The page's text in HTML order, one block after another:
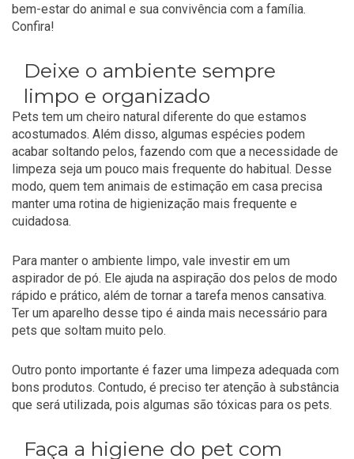
bem-estar do animal e sua convivência com a família.
Confira!
Deixe o ambiente sempre
limpo e organizado
Pets tem um cheiro natural diferente do que estamos
acostumados. Além disso, algumas espécies podem
acabar soltando pelos, fazendo com que a necessidade de
limpeza seja um pouco mais frequente do habitual. Desse
modo, quem tem animais de estimação em casa precisa
manter uma rotina de higienização mais frequente e
cuidadosa.
Para manter o ambiente limpo, vale investir em um
aspirador de pó. Ele ajuda na aspiração dos pelos de modo
rápido e prático, além de tornar a tarefa menos cansativa.
Ter um aparelho desse tipo é ainda mais necessário para
pets que soltam muito pelo.
Outro ponto importante é fazer uma limpeza adequada com
bons produtos. Contudo, é preciso ter atenção à substância
que será utilizada, pois algumas são tóxicas para os pets.
Faça a higiene do pet com